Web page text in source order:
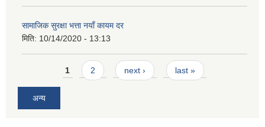
सामाजिक सुरक्षा भत्ता नयाँ कायम दर
मिति: 10/14/2020 - 13:13
Pages1 2 next › last »
अन्य